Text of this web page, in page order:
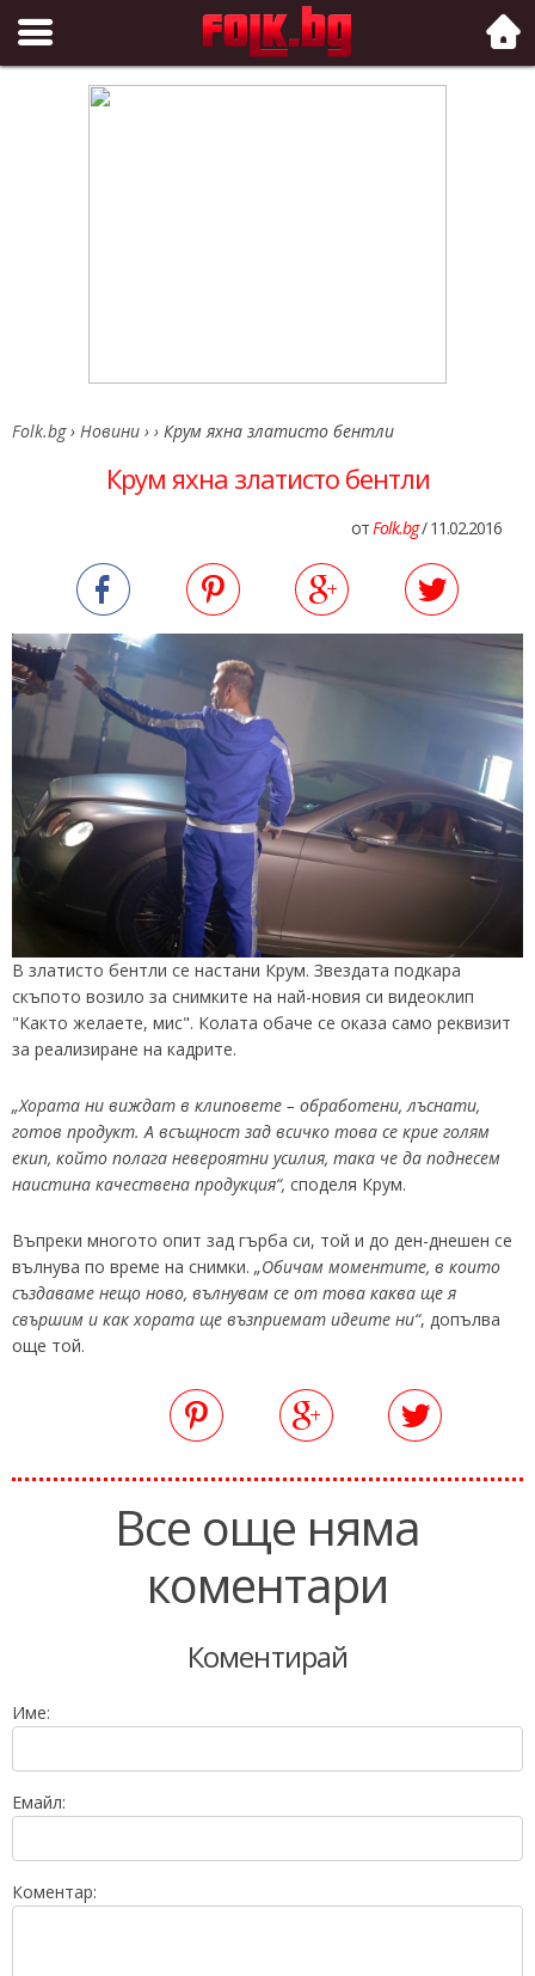
Folk.bg
Folk.bg › Новини › › Крум яхна златисто бентли
Крум яхна златисто бентли
отFolk.bg/ 11.02.2016
В златисто бентли се настани Крум. Звездата подкара
скъпото возило за снимките на най-новия си видеоклип
"Както желаете, мис". Колата обаче се оказа само реквизит
за реализиране на кадрите.
„Хората ни виждат в клиповете – обработени, лъснати,
готов продукт. А всъщност зад всичко това се крие голям
екип, който полага невероятни усилия, така че да поднесем
наистина качествена продукция“, споделя Крум.
Въпреки многото опит зад гърба си, той и до ден-днешен се
вълнува по време на снимки. „Обичам моментите, в които
създаваме нещо ново, вълнувам се от това каква ще я
свършим и как хората ще възприемат идеите ни“, допълва
още той.
Все още няма
коментари
Коментирай
Име:
Емайл:
Коментар: